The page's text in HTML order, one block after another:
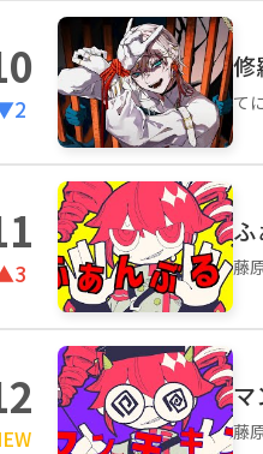
修
て
ふ
藤
マ
藤